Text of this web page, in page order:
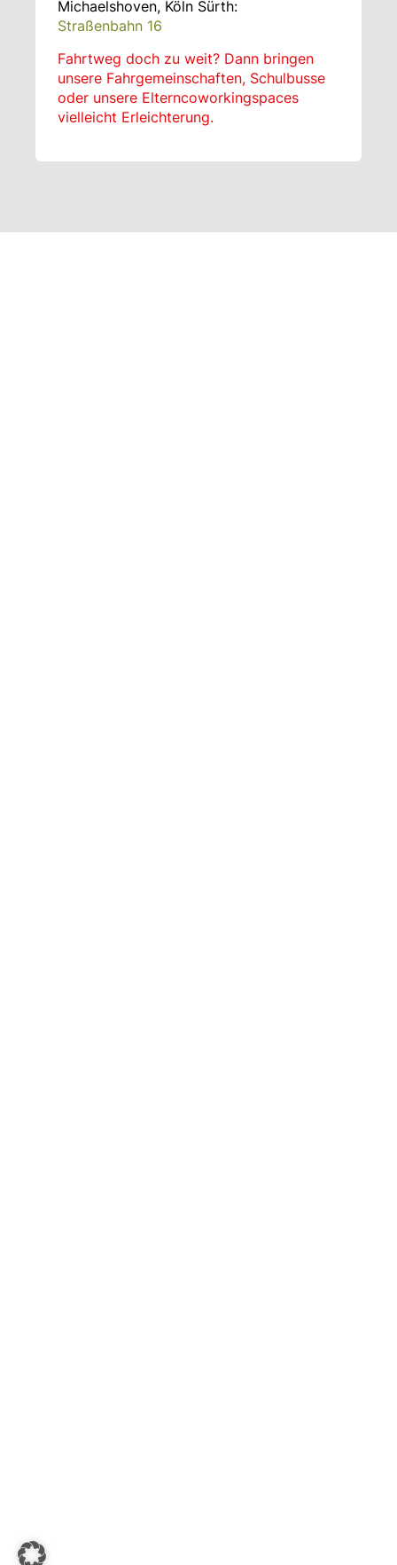
Michaelshoven, Köln Sürth:
Straßenbahn 16
Fahrtweg doch zu weit? Dann bringen
unsere Fahrgemeinschaften, Schulbusse
oder unsere Elterncoworkingspaces
vielleicht Erleichterung.